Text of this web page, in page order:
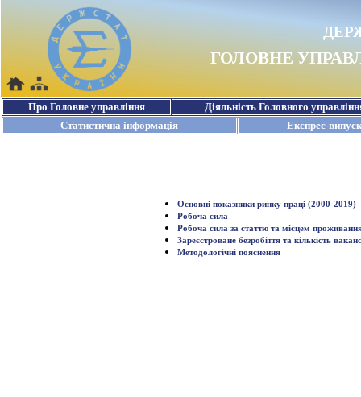
Основні показники ринку праці (2000-2019)
Робоча сила
Робоча сила за статтю та місцем
Зареєстроване безробіття та кількість
Методологічні пояснення